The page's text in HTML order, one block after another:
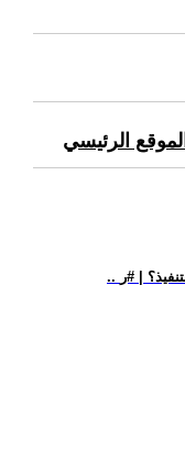
الرئيسي
| #ر